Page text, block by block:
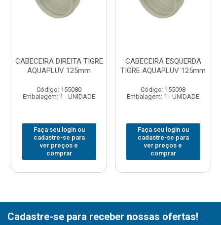
CABECEIRA DIREITA TIGRE
AQUAPLUV 125mm
Código: 155080
Embalagem: 1 - UNIDADE
Faça seu login ou
cadastre-se para
ver preços e
comprar
CABECEIRA ESQUERDA
TIGRE AQUAPLUV 125mm
Código: 155098
Embalagem: 1 - UNIDADE
Faça seu login ou
cadastre-se para
ver preços e
comprar
Cadastre-se para receber nossas ofertas!